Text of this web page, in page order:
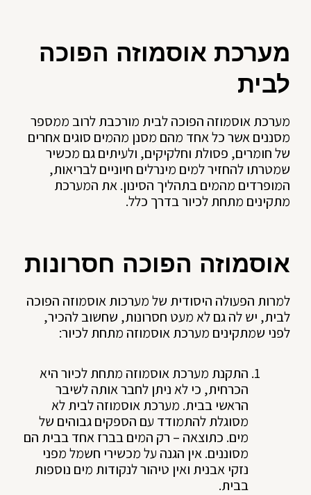
מערכת אוסמוזה הפוכה
לבית
מערכת אוסמוזה הפוכה לבית מורכבת לרוב ממספר
מסננים אשר כל אחד מהם מסנן מהמים סוגים אחרים
של חומרים, פסולת וחלקיקים, ולעיתים גם מכשיר
שמטרתו להחזיר למים מינרלים חיוניים לבריאות,
המופרדים מהמים בתהליך הסינון. את המערכת
מתקינים מתחת לכיור בדרך כלל.
אוסמוזה הפוכה חסרונות
למרות הפעולה היסודית של מערכות אוסמוזה הפוכה
לבית, יש לה גם לא מעט חסרונות, שחשוב להכיר,
לפני שמתקינים מערכת אוסמוזה מתחת לכיור:
התקנת מערכת אוסמוזה מתחת לכיור היא
הכרחית, כי לא ניתן לחבר אותה לשיבר
הראשי בבית. מערכת אוסמוזה לבית לא
מסוגלת להתמודד עם הספקים גבוהים של
מים. כתוצאה – רק המים בברז אחד בבית הם
מסוננים. אין הגנה על מכשירי חשמל מפני
נזקי אבנית ואין טיהור לנקודות מים נוספות
בבית.